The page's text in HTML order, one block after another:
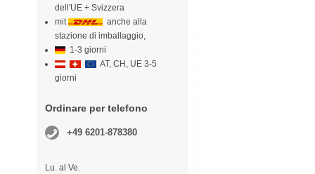
dell'UE + Svizzera
mit
anche alla
stazione di imballaggio,
1-3 giorni
AT, CH, UE 3-5
giorni
Ordinare per telefono
+49 6201-878380
Lu. al Ve.